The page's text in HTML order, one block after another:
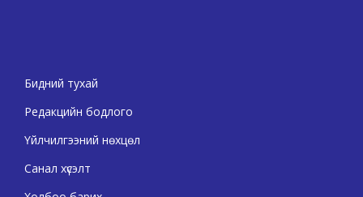
Бидний тухай
Редакцийн бодлого
Үйлчилгээний нөхцөл
Санал хүсэлт